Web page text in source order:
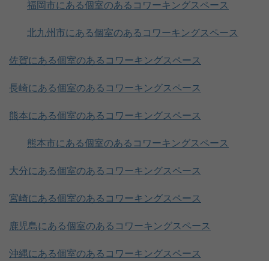
福岡市にある個室のあるコワーキングスペース
北九州市にある個室のあるコワーキングスペース
佐賀にある個室のあるコワーキングスペース
長崎にある個室のあるコワーキングスペース
熊本にある個室のあるコワーキングスペース
熊本市にある個室のあるコワーキングスペース
大分にある個室のあるコワーキングスペース
宮崎にある個室のあるコワーキングスペース
鹿児島にある個室のあるコワーキングスペース
沖縄にある個室のあるコワーキングスペース